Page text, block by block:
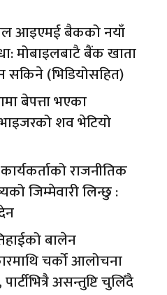
आइएमई बैकको नयाँ
मोबाइलबाटै बैंक खाता
सकिने (भिडियोसहित)
बेपत्ता भएका
शव भेटियो
कार्यकर्ताको राजनीतिक
जिम्मेवारी लिन्छु :
बालेन
चर्को आलोचना
असन्तुष्टि चुलिँदै